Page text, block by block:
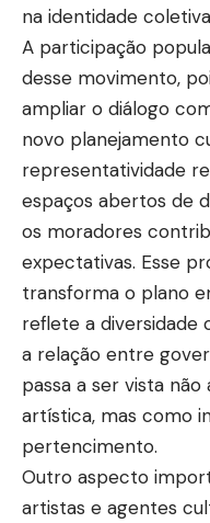
na identidade
A participação
desse movimento,
ampliar o diálogo
novo planejamento
representatividade
espaços abertos de
os moradores
expectativas. Esse
transforma o plano
reflete a diversidade
a relação entre
passa a ser vista
artística, mas como
pertencimento.
Outro aspecto
artistas e agentes